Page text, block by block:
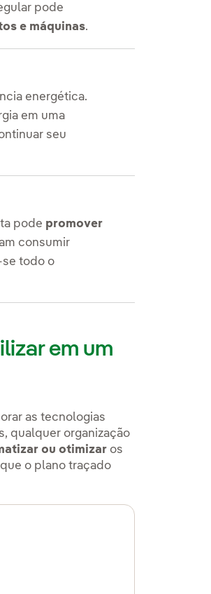
pode
e máquinas.
energética.
em uma
seu
pode promover
consumir
se todo o
em um
as tecnologias
qualquer organização
ou otimizar os
o plano traçado